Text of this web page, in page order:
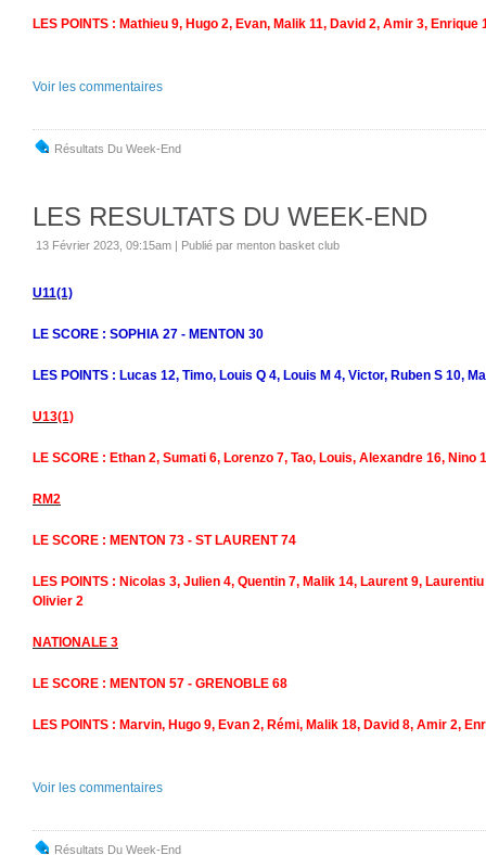
LES POINTS : Mathieu 9, Hugo 2, Evan, Malik 11, David 2, Amir 3,
Voir les commentaires
Résultats Du Week-End
LES RESULTATS DU WEEK-END
13 Février 2023, 09:15am | Publié par menton basket club
U11(1)
LE SCORE : SOPHIA 27 - MENTON 30
LES POINTS : Lucas 12, Timo, Louis Q 4, Louis M 4, Victor, Ruben S 10,
U13(1)
LE SCORE : Ethan 2, Sumati 6, Lorenzo 7, Tao, Louis, Alexandre 16, Nino
RM2
LE SCORE : MENTON 73 - ST LAURENT 74
LES POINTS : Nicolas 3, Julien 4, Quentin 7, Malik 14, Laurent 9,
Olivier 2
NATIONALE 3
LE SCORE : MENTON 57 - GRENOBLE 68
LES POINTS : Marvin, Hugo 9, Evan 2, Rémi, Malik 18, David 8, Amir 2,
Voir les commentaires
Résultats Du Week-End